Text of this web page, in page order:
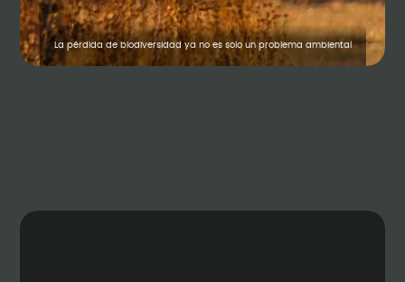
La pérdida de biodiversidad ya no es solo un problema ambiental